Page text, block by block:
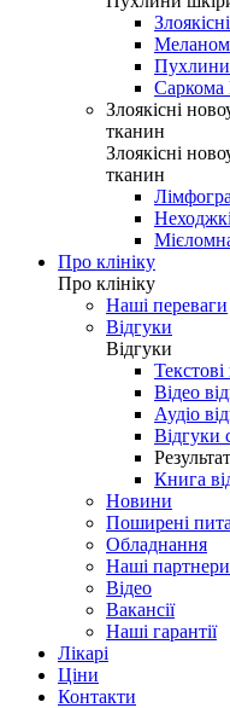
Пухлини
Саркома
Злоякісні
тканин
Злоякісні
тканин
Про клініку
Про клініку
Наші переваги
Відгуки
Відгуки
Текстові
Відео
Аудіо
Відгуки
Книга
Новини
Поширені
Обладнання
Наші партнери
Відео
Вакансії
Наші гарантії
Лікарі
Ціни
Контакти